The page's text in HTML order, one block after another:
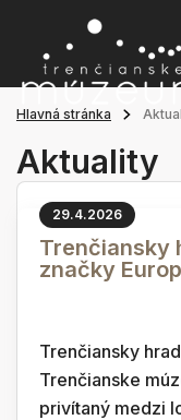
Hlavná stránka
Aktuality
29.4.2026
Trenčiansky
značky
Trenčiansky
Trenčianske
privítaný medzi